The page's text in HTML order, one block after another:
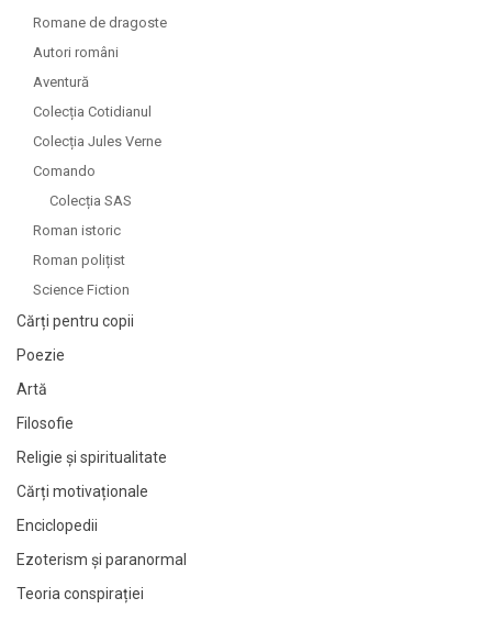
Romane de dragoste
Autori români
Aventură
Colecția Cotidianul
Colecția Jules Verne
Comando
Colecția SAS
Roman istoric
Roman polițist
Science Fiction
Cărți pentru copii
Poezie
Artă
Filosofie
Religie și spiritualitate
Cărți motivaționale
Enciclopedii
Ezoterism și paranormal
Teoria conspirației